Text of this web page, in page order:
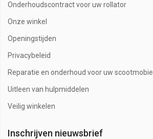
Onderhoudscontract voor uw rollator
Onze winkel
Openingstijden
Privacybeleid
Reparatie en onderhoud voor uw scootmobiel
Uitleen van hulpmiddelen
Veilig winkelen
Inschrijven nieuwsbrief